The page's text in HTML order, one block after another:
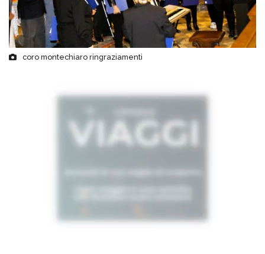
coro montechiaro ringraziamenti